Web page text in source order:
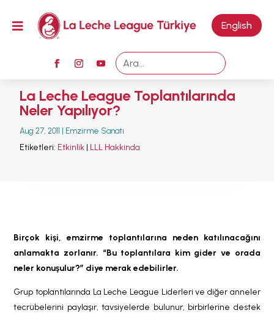
 English
M
La Leche League Toplantılarında
Neler Yapılıyor?
Aug 27, 2011 Emzirme Sanatı
Etiketleri: Etkinlik | LLL Hakkinda
Birçok kişi, emzirme toplantılarına neden katılınacağını
anlamakta zorlanır. “Bu toplantılara kim gider ve orada
neler konuşulur?” diye merak edebilirler.
Grup toplantılarında La Leche League Liderleri ve diğer anneler
tecrübelerini paylaşır, tavsiyelerde bulunur, birbirlerine destek